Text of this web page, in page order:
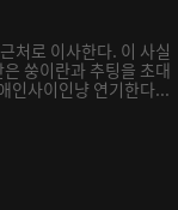
처로 이사한다. 이 사실
쑹이란과 추팅을 초대
인사이인냥 연기한다...